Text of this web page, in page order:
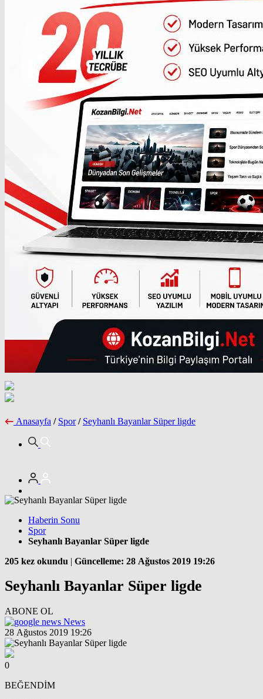
Anasayfa / Spor / Seyhanlı Bayanlar Süper ligde
Haberin Sonu
Spor
Seyhanlı Bayanlar Süper ligde
205 kez okundu | Güncelleme: 28 Ağustos 2019 19:26
Seyhanlı Bayanlar Süper ligde
ABONE OL
News
28 Ağustos 2019 19:26
0
BEĞENDİM